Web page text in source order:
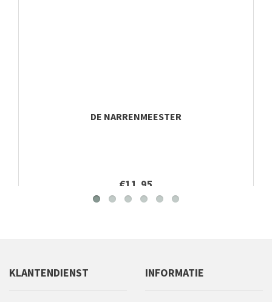
DE NARRENMEESTER
€11,95
KLANTENDIENST INFORMATIE